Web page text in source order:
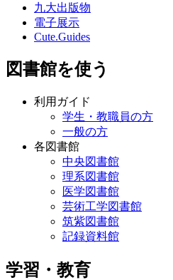
九大出版物
電子展示
Cute.Guides
図書館を使う
利用ガイド
学生・教職員の方
一般の方
各図書館
中央図書館
理系図書館
医学図書館
芸術工学図書館
筑紫図書館
記録資料館
学習・教育